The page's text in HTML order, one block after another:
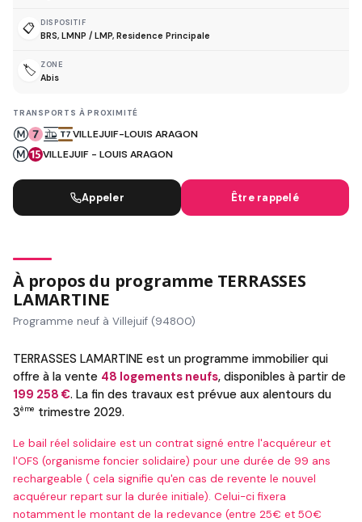
📋 DISPOSITIF
BRS, LMNP / LMP, Residence Principale
🏷️ ZONE
Abis
TRANSPORTS À PROXIMITÉ
VILLEJUIF-LOUIS ARAGON
VILLEJUIF - LOUIS ARAGON
Appeler Être rappelé
À propos du programme TERRASSES
LAMARTINE
Programme neuf à Villejuif (94800)
TERRASSES LAMARTINE est un programme immobilier qui
offre à la vente 48 logements neufs, disponibles à partir de
199 258 €. La fin des travaux est prévue aux alentours du
3ème trimestre 2029.
Le bail réel solidaire est un contrat signé entre l'acquéreur et
l'OFS (organisme foncier solidaire) pour une durée de 99 ans
rechargeable ( cela signifie qu'en cas de revente le nouvel
acquéreur repart sur la durée initiale). Celui-ci fixera
notamment le montant de la redevance (entre 25€ et 50€